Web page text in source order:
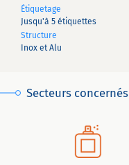
Étiquetage
Jusqu'à 5 étiquettes
Structure
Inox et Alu
Secteurs concernés